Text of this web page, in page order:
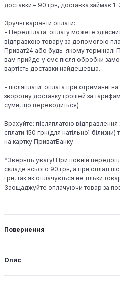
доставки – 90 грн, доставка займає 1-
Зручні варіанти оплати:
- Передплата: оплату можете
відправкою товару за допомогою
Приват24 або будь-якому терміналі
вам прийде у смс після обробки
вартість доставки найдешевша.
- післяплати: оплата при отриманні
зворотну доставку грошей за
суми, що переводиться)
Врахуйте: післяплатою відправлення
сплати 150 грн(для натільної
на картку ПриватБанку.
*Зверніть увагу! При повній
складе всього 90 грн, а при оплаті
грн, так як оплачується не тільки
Заощаджуйте оплачуючи товар за
Повернення
Опис